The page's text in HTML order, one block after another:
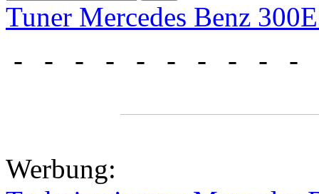
Tuner Mercedes Benz
- - - - - - - - -
Werbung: